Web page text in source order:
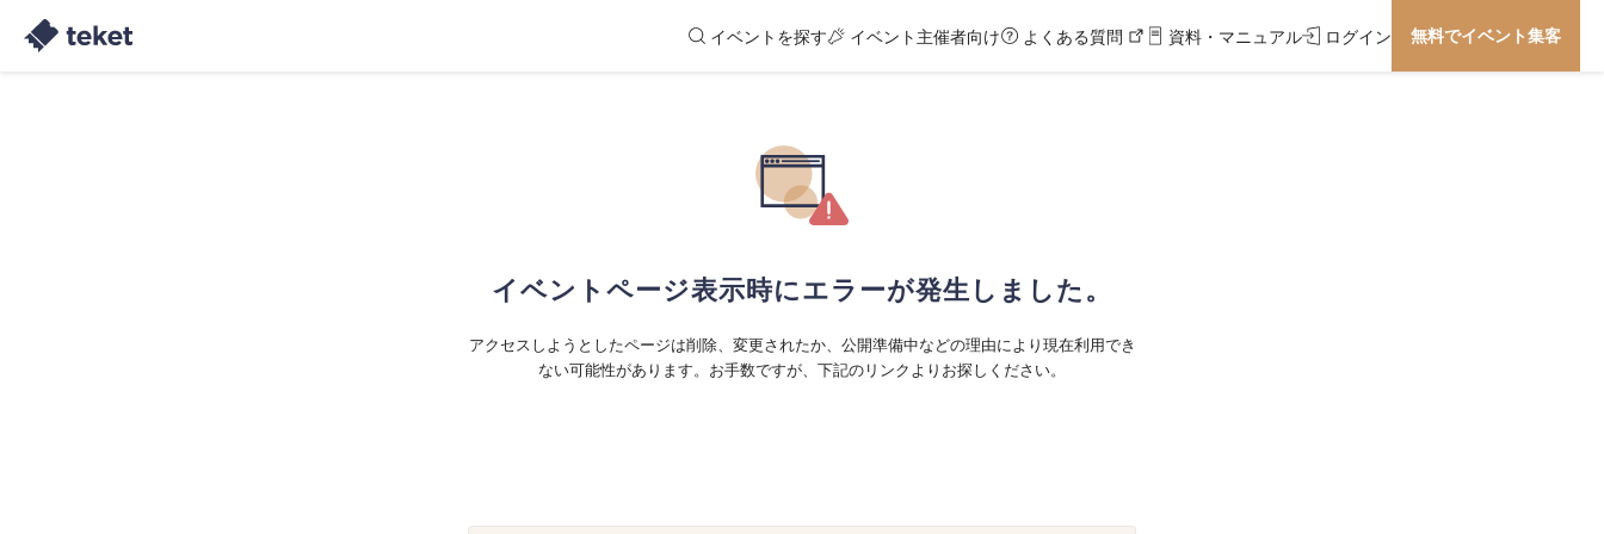
イベントを探す イベント主催者向け よくある質問 資料・マニュアル ログイン 無料でイベント集客
イベントページ表示時にエラーが発生しました。
アクセスしようとしたページは削除、変更されたか、公開準備中などの理由により現在利用でき
ない可能性があります。お手数ですが、下記のリンクよりお探しください。